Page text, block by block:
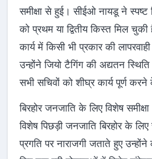
समीक्षा से हुई। सीईओ नायडू ने स्पष्ट
को प्रथम या द्वितीय किस्त मिल
कार्य में किसी भी प्रकार की
उन्होंने जियो टैगिंग की अद्यतन
सभी सचिवों को शीघ्र कार्य पूर्ण करने
बिरहोर जनजाति के लिए विशेष समीक्षा
विशेष पिछड़ी जनजाति बिरहोर के
प्रगति पर नाराजगी जताते हुए